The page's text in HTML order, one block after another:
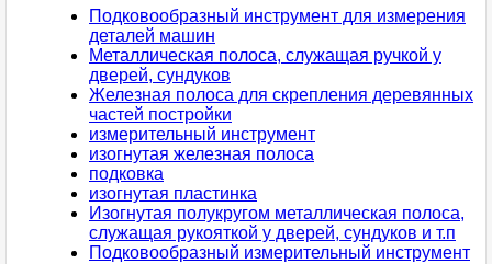
Подковообразный инструмент для измерения
деталей машин
Металлическая полоса, служащая ручкой у
дверей, сундуков
Железная полоса для скрепления деревянных
частей постройки
измерительный инструмент
изогнутая железная полоса
подковка
изогнутая пластинка
Изогнутая полукругом металлическая полоса,
служащая рукояткой у дверей, сундуков и т.п
Подковообразный измерительный инструмент